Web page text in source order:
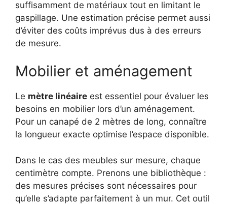
suffisamment de matériaux tout en limitant le
gaspillage. Une estimation précise permet aussi
d’éviter des coûts imprévus dus à des erreurs
de mesure.
Mobilier et aménagement
Le mètre linéaire est essentiel pour évaluer les
besoins en mobilier lors d’un aménagement.
Pour un canapé de 2 mètres de long, connaître
la longueur exacte optimise l’espace disponible.
Dans le cas des meubles sur mesure, chaque
centimètre compte. Prenons une bibliothèque :
des mesures précises sont nécessaires pour
qu’elle s’adapte parfaitement à un mur. Cet outil